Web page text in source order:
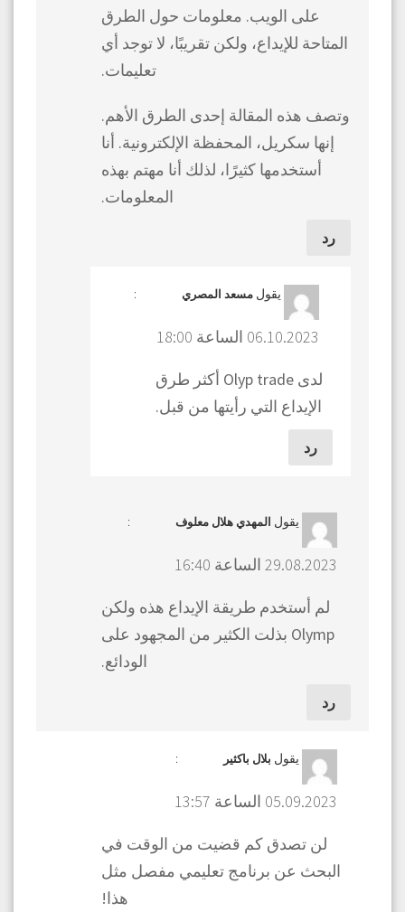
على الويب. معلومات حول الطرق
المتاحة للإيداع، ولكن تقريبًا، لا توجد أي
تعليمات.
وتصف هذه المقالة إحدى الطرق الأهم.
إنها سكريل، المحفظة الإلكترونية. أنا
أستخدمها كثيرًا، لذلك أنا مهتم بهذه
المعلومات.
رد
يقول مسعد المصري :
06.10.2023 الساعة 18:00
لدى Olyp trade أكثر طرق
الإيداع التي رأيتها من قبل.
رد
يقول المهدي هلال معلوف :
29.08.2023 الساعة 16:40
لم أستخدم طريقة الإيداع هذه ولكن
Olymp بذلت الكثير من المجهود على
الودائع.
رد
يقول بلال باكثير :
05.09.2023 الساعة 13:57
لن تصدق كم قضيت من الوقت في
البحث عن برنامج تعليمي مفصل مثل
هذا!